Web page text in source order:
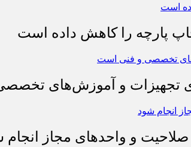
پارچه را کاهش داده است
تجهیزات و آموزش‌های
صلاحیت و واحدهای مجاز انجام